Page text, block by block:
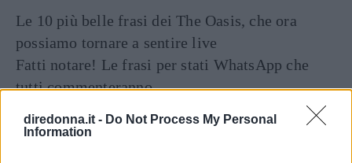
diredonna.it - Do Not Process My Personal
Information
Le 10 più belle frasi dei The Oasis, che ora
possiamo tornare a sentire live
Fatti notare! Le frasi per stati WhatsApp che
tutti commenteranno
11 frasi di Papa Leone XIV, pronunciate quando
era Robert Francis Prevost